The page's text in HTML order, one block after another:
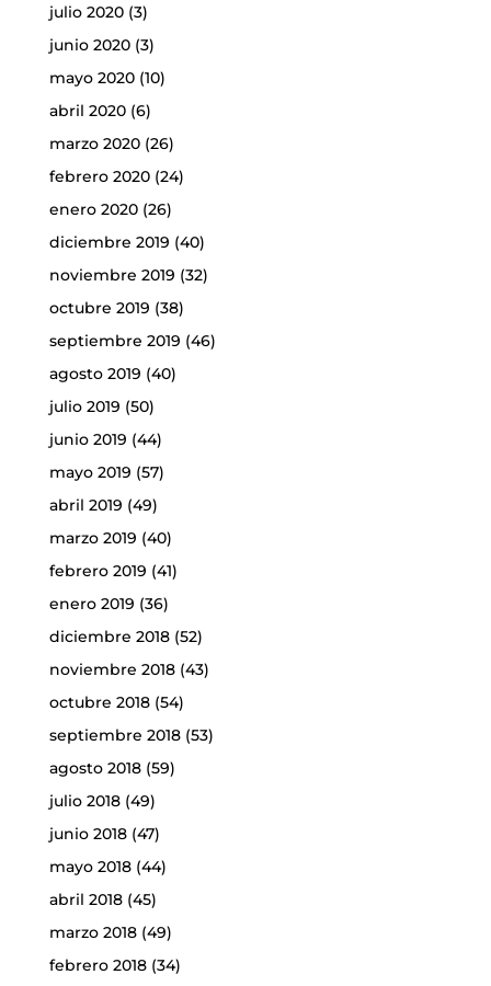
julio 2020(3)
junio 2020(3)
mayo 2020(10)
abril 2020(6)
marzo 2020(26)
febrero 2020(24)
enero 2020(26)
diciembre 2019 (40)
noviembre 2019 (32)
octubre 2019 (38)
septiembre 2019 (46)
agosto 2019 (40)
julio 2019 (50)
junio 2019 (44)
mayo 2019 (57)
abril 2019 (49)
marzo 2019 (40)
febrero 2019 (41)
enero 2019 (36)
diciembre 2018(52)
noviembre 2018(43)
octubre 2018(54)
septiembre 2018(53)
agosto 2018(59)
julio 2018(49)
junio 2018(47)
mayo 2018(44)
abril 2018(45)
marzo 2018(49)
febrero 2018(34)